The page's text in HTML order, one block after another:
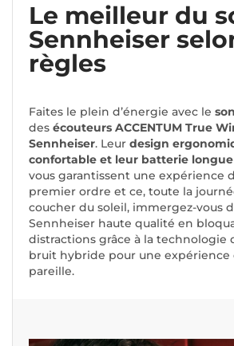
Le meilleur du
Sennheiser
règles
Faites le plein d’énergie avec le
des écouteurs ACCENTUM True
Sennheiser. Leur design
confortable et leur batterie
vous garantissent une expérience
premier ordre et ce, toute la
coucher du soleil, immergez-vous
Sennheiser haute qualité en
distractions grâce à la technologie
bruit hybride pour une expérience
pareille.